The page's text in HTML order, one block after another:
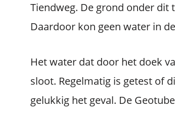
Tiendweg. De grond onder
Daardoor kon geen water in
Het water dat door het doek
sloot. Regelmatig is getest of
gelukkig het geval. De